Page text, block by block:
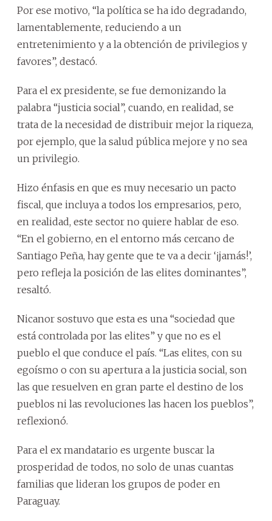
Por ese motivo, “la política se ha ido degradando,
lamentablemente, reduciendo a un
entretenimiento y a la obtención de privilegios y
favores”, destacó.
Para el ex presidente, se fue demonizando la
palabra “justicia social”, cuando, en realidad, se
trata de la necesidad de distribuir mejor la riqueza,
por ejemplo, que la salud pública mejore y no sea
un privilegio.
Hizo énfasis en que es muy necesario un pacto
fiscal, que incluya a todos los empresarios, pero,
en realidad, este sector no quiere hablar de eso.
“En el gobierno, en el entorno más cercano de
Santiago Peña, hay gente que te va a decir ‘¡jamás!’,
pero refleja la posición de las elites dominantes”,
resaltó.
Nicanor sostuvo que esta es una “sociedad que
está controlada por las elites” y que no es el
pueblo el que conduce el país. “Las elites, con su
egoísmo o con su apertura a la justicia social, son
las que resuelven en gran parte el destino de los
pueblos ni las revoluciones las hacen los pueblos”,
reflexionó.
Para el ex mandatario es urgente buscar la
prosperidad de todos, no solo de unas cuantas
familias que lideran los grupos de poder en
Paraguay.